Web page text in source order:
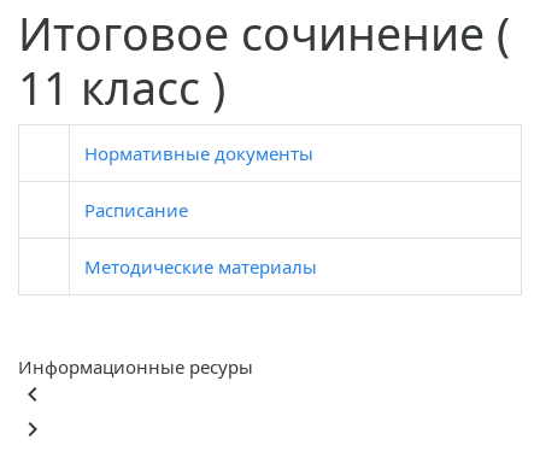
Итоговое сочинение (
11 класс )
Нормативные документы
Расписание
Методические материалы
Информационные ресуры
keyboard_arrow_left
keyboard_arrow_right